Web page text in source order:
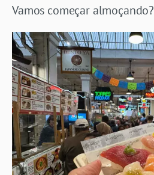
Vamos começar almoçando?